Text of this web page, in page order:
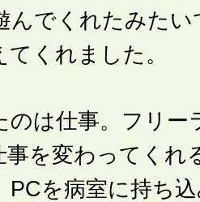
んでくれたみた
くれました。
のは仕事。フリー
事を変わってくれ
PCを病室に持ち